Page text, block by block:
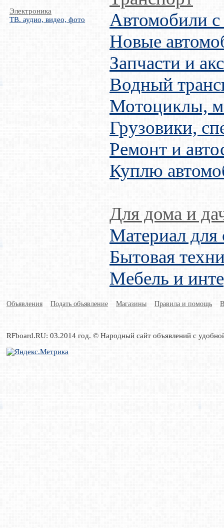
Электроника
ТВ. аудио, видео, фото
Автомобили с
Новые
Запчасти и
Водный
Мотоциклы,
Грузовики,
Ремонт и
Куплю
Для дома и
Материал для
Бытовая
Мебель и
Объявления Подать объявление Магазины Правила и помощь
RFboard.RU: 03.2014 год. © Народный сайт объявлений с